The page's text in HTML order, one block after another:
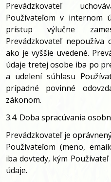
Prevádzkovateľ
Používateľom v internom
prístup výlučne
Prevádzkovateľ
ako je vyššie uvedené.
údaje tretej osobe iba po
a udelení súhlasu
prípadné povinné
zákonom.
3.4. Doba spracúvania
Prevádzkovateľ je
Používateľom (meno,
iba dovtedy, kým
údaje.